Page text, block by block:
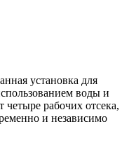
установка для
воды и
четыре рабочих отсека,
и независимо